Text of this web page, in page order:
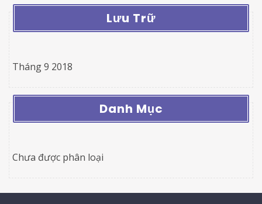
Lưu Trữ
Tháng 9 2018
Danh Mục
Chưa được phân loại